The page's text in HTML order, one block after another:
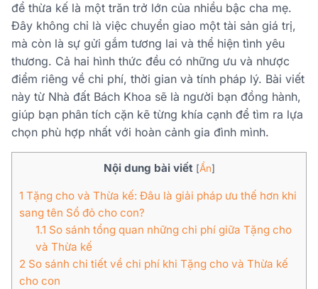
để thừa kế là một trăn trở lớn của nhiều bậc cha mẹ.
Đây không chỉ là việc chuyển giao một tài sản giá trị,
mà còn là sự gửi gắm tương lai và thể hiện tình yêu
thương. Cả hai hình thức đều có những ưu và nhược
điểm riêng về chi phí, thời gian và tính pháp lý. Bài viết
này từ Nhà đất Bách Khoa sẽ là người bạn đồng hành,
giúp bạn phân tích cặn kẽ từng khía cạnh để tìm ra lựa
chọn phù hợp nhất với hoàn cảnh gia đình mình.
Nội dung bài viết [Ẩn]
1 Tặng cho và Thừa kế: Đâu là giải pháp ưu thế hơn khi
sang tên Sổ đỏ cho con?
1.1 So sánh tổng quan những chi phí giữa Tặng cho
và Thừa kế
2 So sánh chi tiết về chi phí khi Tặng cho và Thừa kế
cho con